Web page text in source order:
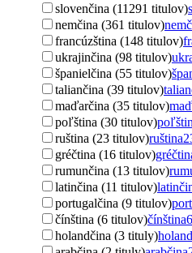
slovenčina (11291 titulov)
nemčina (361 titulov)
francúzština (148 titulov)
ukrajinčina (98 titulov)
španielčina (55 titulov)
taliančina (39 titulov)
maďarčina (35 titulov)
poľština (30 titulov)
ruština (23 titulov)ruština
gréčtina (16 titulov)
rumunčina (13 titulov)
latinčina (11 titulov)
portugalčina (9 titulov)
čínština (6 titulov)čínština6
holandčina (3 tituly)